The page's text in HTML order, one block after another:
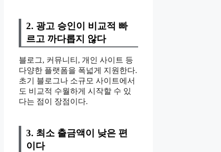
2. 광고 승인이 비교적 빠
르고 까다롭지 않다
블로그, 커뮤니티, 개인 사이트 등
다양한 플랫폼을 폭넓게 지원한다.
초기 블로그나 소규모 사이트에서
도 비교적 수월하게 시작할 수 있
다는 점이 장점이다.
3. 최소 출금액이 낮은 편
이다